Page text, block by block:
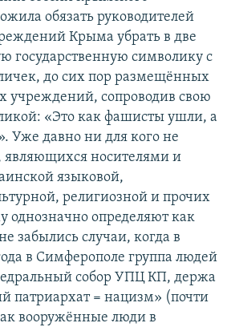
обязать руководителей
Крыма убрать в две
государственную символику с
до сих пор размещённых
учреждений, сопроводив свою
«Это как фашисты ушли, а
Уже давно ни для кого не
являющихся носителями и
языковой,
религиозной и прочих
однозначно определяют как
забылись случаи, когда в
в Симферополе группа людей
собор УПЦ КП, держа
патриархат = нацизм» (почти
вооружённые люди в